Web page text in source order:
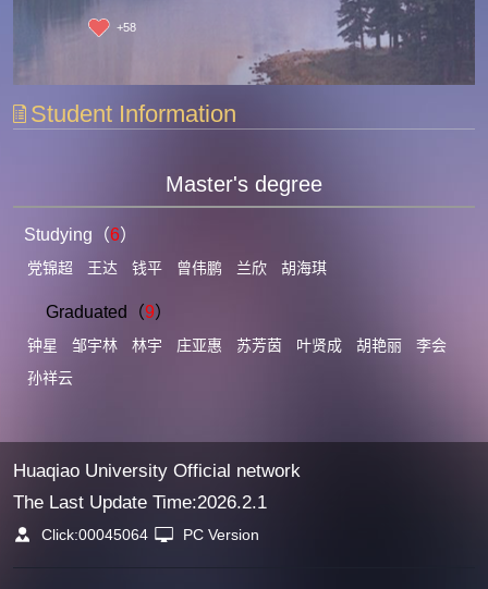
+58
Student Information
Master's degree
Studying（6）
党锦超 王达 钱平 曾伟鹏 兰欣 胡海琪
Graduated（9）
钟星 邹宇林 林宇 庄亚惠 苏芳茵 叶贤成 胡艳丽
李会
孙祥云
Huaqiao University Official network
The Last Update Time:2026.2.1
Click:00045064 PC Version